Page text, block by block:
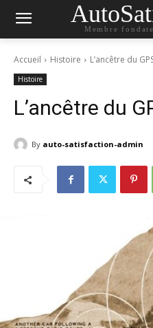
Membre
Accueil Histoire L’ancêtre du
Histoire
L’ancêtre du
By auto-satisfaction-admin